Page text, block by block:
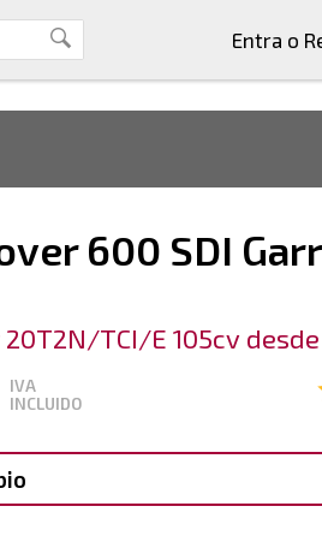
Entra o
600 SDI
TCI/E 105cv desde
IVA
INCLUIDO